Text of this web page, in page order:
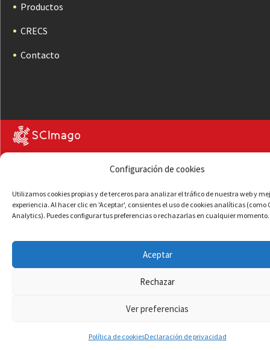
Configuración de cookies
Utilizamos cookies propias y de terceros para analizar el tráfico de nuestra web y
experiencia. Al hacer clic en 'Aceptar', consientes el uso de cookies analíticas (como
Analytics). Puedes configurar tus preferencias o rechazarlas en cualquier momento.
Aceptar
Rechazar
Ver preferencias
Política de cookies
Productos
CRECS
Contacto